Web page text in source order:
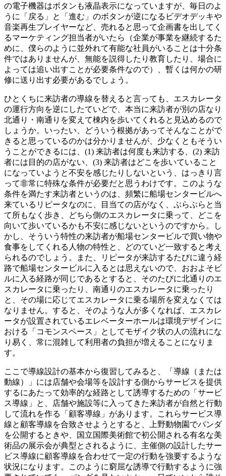
の電子機器はボタンも液晶表示になっていますが、毎日のよ
うに「戻る」と「進む」のボタンが逆になるビデオデッキや
音楽再生プレイヤーなど、売れると思って企画書を出してく
るマーケティング担当者がいたら（企業が事業を継続するた
めに、僕らのように並外れて有能な社員がいることは十分条
件ではありませんが、無能を説得したり教育したり、場合に
よっては追い出すことが必要条件なので）、暫くは何かの研
修に送り出す必要があるでしょう。
ひとくちに来訪者の導線を替えると言っても、エスカレータ
の運行方向を逆にしたていどで、本当に来訪者が別の店なり
北通り・南通りを変えて棟内を歩いてくれると見込めるので
しょうか。いったい、どういう根拠があってそんなことがで
きると思っているのかは分かりませんが、少なくともそうい
うことができるには、(1) 来訪者は何度も来訪する、(2) 来訪
者には目的の店がない、(3) 来訪者はどこを歩いていること
になっていようと不安を感じたりしないという、はっきり言
って非常に特殊な条件が必要だと思うわけです。このような
条件を満たす来訪者というのは、頻繁に船場センタービルへ
来ているリピータなのに、目当ての店がなく、ぶらぶらと当
て所もなく歩き、どちら側のエスカレータに乗って、どこを
向いて歩いているかも不安に感じないというのですから。し
かし、そういう特性の来訪者が船場センタービルで買い物や
食事をしてくれる人物の特性と、どのていど一致すると考え
られるのでしょう。また、リピータが来訪するたびに違う経
路で船場センタービルに入るとは思えないので、おおよそビ
ルに入る経路が同じであるとすると、そのたびに北通りのエ
スカレータに乗ったり、南通りのエスカレータに乗ったり
と、その場に応じてエスカレータに乗る場所を変えなくては
なりません。すると、そのような人が多くなれば、エスカレ
ータが設置されているエレベーターホールは環境デザインに
おける「コモンスペース」としてモザイク状の人の流れにな
り易く、常に混雑して利用者の負担が増えることになりま
す。
ここで導線設計の基本から復習してみると、「導線（または
動線）」には店舗や会場等を設計する側からサービスを提供
するにあたって効率的な経路として誘導するための「サービ
ス導線」と、店舗や施設等に入ってきた来訪者が自然と行動
して流れを作る「顧客導線」があります。これらサービス導
線と顧客導線を合致させようとすると、上野動物園でパンダ
を公開するときや、国立国際美術館で初公開される有名な美
術品の展示会が典型とされるように、主催側の設計したサー
ビス導線に顧客導線を合わせて一定の行動を強要するような
状況になります。このように窮屈な誘導で行動するように強